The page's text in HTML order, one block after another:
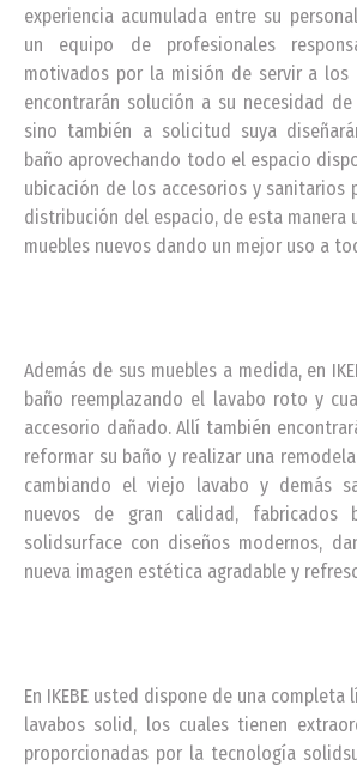
experiencia acumulada entre su
un equipo de profesionales
motivados por la misión de servir a
encontrarán solución a su necesidad
sino también a solicitud suya
baño aprovechando todo el espacio
ubicación de los accesorios y sanitarios
distribución del espacio, de esta manera
muebles nuevos dando un mejor uso a
Además de sus muebles a medida, en
baño reemplazando el lavabo roto y
accesorio dañado. Allí también
reformar su baño y realizar una
cambiando el viejo lavabo y demás
nuevos de gran calidad, fabricados
solidsurface con diseños modernos,
nueva imagen estética agradable y
En IKEBE usted dispone de una
lavabos solid, los cuales tienen
proporcionadas por la tecnología